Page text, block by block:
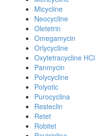
Micycline
Neocycline
Oletetrin
Omegamycin
Orlycycline
Oxytetracycline HCl
Panmycin
Polycycline
Polyotic
Purocyclina
Resteclin
Retet
Robitet